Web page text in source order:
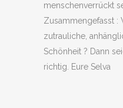
menschenverrückt
Zusammengefasst :
zutrauliche,
Schönheit ? Dann
richtig. Eure Selva